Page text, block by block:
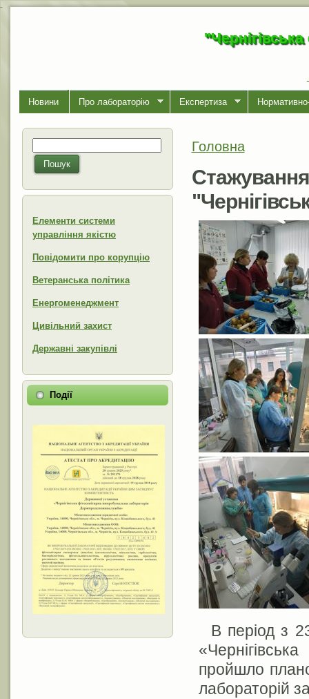
-
Новини Про лабораторiю Експертиза
Пошукова форма
Пошук
Елементи системи
управління якістю
Повідомити про корупцію
Ветеранська політика
Енергоменеджмент
Цивільний захист
Державні закупівлі
Події
Ви є тут
Головна
Стажування
В період з
пройшло
лабораторій